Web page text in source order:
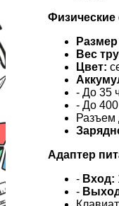
Физические
Вес
Цвет:
- До 35
- До
Разъем
Адаптер
- Вход:
-